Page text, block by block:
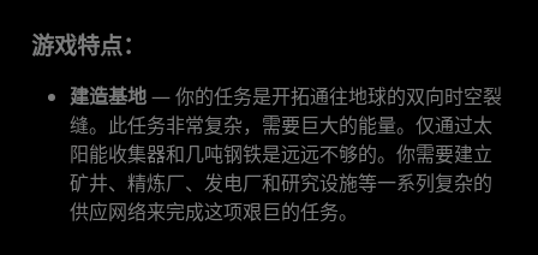
游戏特点：
建造基地— 你的任务是开拓通往地球的双向时空裂
缝。此任务非常复杂，需要巨大的能量。仅通过太
阳能收集器和几吨钢铁是远远不够的。你需要建立
矿井、精炼厂、发电厂和研究设施等一系列复杂的
供应网络来完成这项艰巨的任务。